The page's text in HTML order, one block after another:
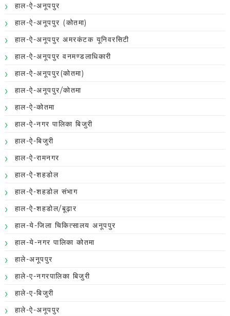
हाल-ऐ-अनूपपुर
हाल-ऐ-अनूपपुर (कोतमा)
हाल-ऐ-अनूपपुर अमरकंटक यूनिवरसिटी
हाल-ऐ-अनूपपुर वनमण्डलाधिकारी
हाल-ऐ-अनूपपुर(कोतमा)
हाल-ऐ-अनूपपुर/कोतमा
हाल-ऐ-कोतमा
हाल-ऐ-नगर पालिका बिजुरी
हाल-ऐ-बिजुरी
हाल-ऐ-रामनगर
हाल-ऐ-शहडोल
हाल-ऐ-शहडोल संभाग
हाल-ऐ-शहडोल/बूढ़ार
हाल-ये-जिला चिकित्सालय अनूपपुर
हाल-ये-नगर पालिका कोतमा
हाले-अनूपपुर
हाले-ए-नगरपालिका बिजुरी
हाले-ए-बिजुरी
हाले-ऐ-अनूपपुर